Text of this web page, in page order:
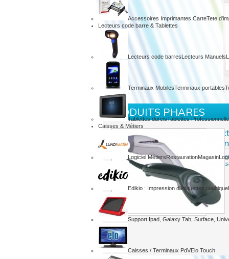
Accessoires Imprimantes CarteTete
Lecteurs code barre & Tablettes
Lecteurs code barresLecteurs Manuels
Terminaux MobilesTerminaux portables
Tablettes durcisTablettes
Caisses & Métiers
Logiciel MétiersRestaurationMagasin
Edikio : Impression d'étiquettes plastique
Support Ipad, Galaxy Tab, Surface,
Caisses / Terminaux PdVElo Touch
PRODUITS PHARES